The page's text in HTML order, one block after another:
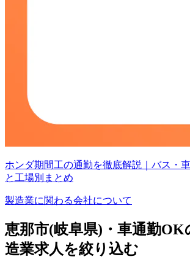
ホンダ期間工の通勤を徹底解説｜バス・
と工場別まとめ
製造業に関わる会社について
恵那市(岐阜県)・車通勤OK
造業求人を絞り込む